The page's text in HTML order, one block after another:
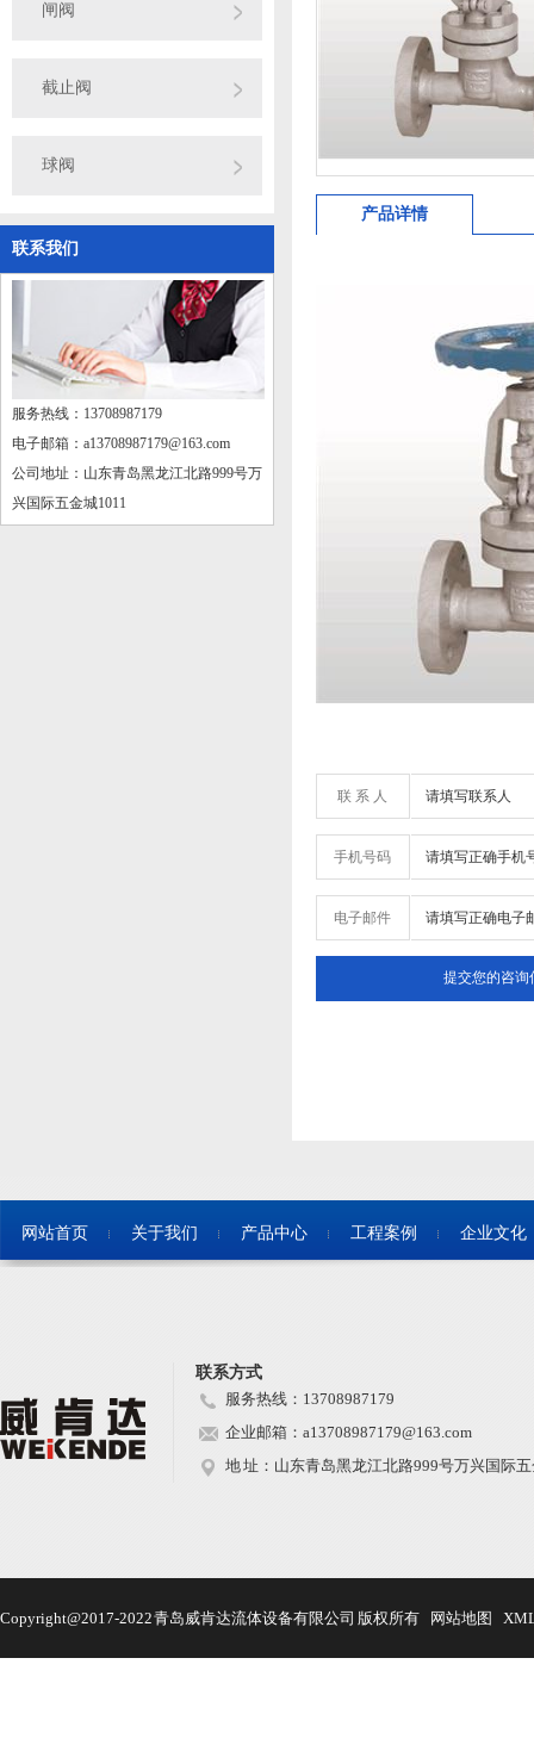
闸阀
截止阀
球阀
联系我们
服务热线：13708987179
电子邮箱：a13708987179@163.com
公司地址：山东青岛黑龙江北路999号万
兴国际五金城1011
产品详情
联 系 人
手机号码
电子邮件
网站首页 关于我们 产品中心 工程案例 企业文化
联系方式
服务热线：13708987179
企业邮箱：a13708987179@163.com
地 址：山东青岛黑龙江北路999号万兴国际
Copyright@2017-2022 青岛威肯达流体设备有限公司 版权所有 网站地图